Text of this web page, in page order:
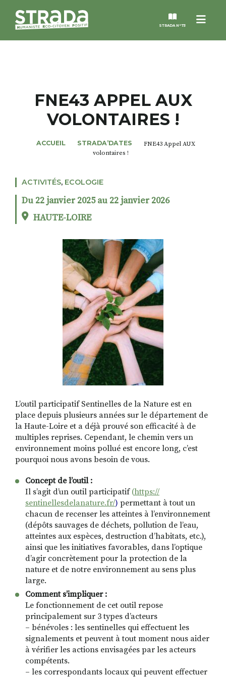
Menu
STRADA N°73
MAGAZINES
NOS THÈMES
ALTER STRADA
ROSÉE DE MAI
RECHERCHER
S'ABONNER
S'INSCRIRE À LA NEWSLETTER
FACEBOOKINSTAGRAM
LINKEDINYOUTUBE
FNE43 APPEL AUX
VOLONTAIRES !
ACCUEIL STRADA’DATES
FNE43 Appel AUX
volontaires !
ACTIVITÉS, ECOLOGIE
Du 22 janvier 2025 au 22 janvier 2026
HAUTE-LOIRE
L’outil participatif Sentinelles de la Nature est en
place depuis plusieurs années sur le département de
la Haute-Loire et a déjà prouvé son efficacité à de
multiples reprises. Cependant, le chemin vers un
environnement moins pollué est encore long, c’est
pourquoi nous avons besoin de vous.
Concept de l’outil :
Il s’agit d’un outil participatif (https://
sentinellesdelanature.fr/) permettant à tout un
chacun de recenser les atteintes à l’environnement
(dépôts sauvages de déchets, pollution de l’eau,
atteintes aux espèces, destruction d’habitats, etc.),
ainsi que les initiatives favorables, dans l’optique
d’agir concrètement pour la protection de la
nature et de notre environnement au sens plus
large.
Comment s’impliquer :
Le fonctionnement de cet outil repose
principalement sur 3 types d’acteurs
– bénévoles : les sentinelles qui effectuent les
signalements et peuvent à tout moment nous aider
à vérifier les actions envisagées par les acteurs
compétents.
– les correspondants locaux qui peuvent effectuer